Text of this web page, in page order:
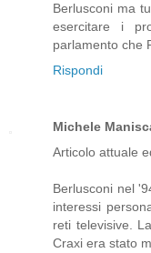
Berlusconi ma
esercitare i
parlamento che
Rispondi
Michele
Articolo attuale
Berlusconi nel
interessi
reti televisive.
Craxi era stato